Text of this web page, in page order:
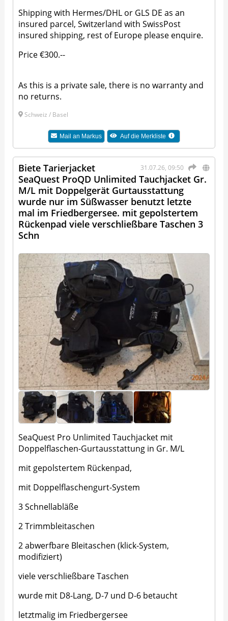
Shipping with Hermes/DHL or GLS DE as an
insured parcel, Switzerland with SwissPost
insured shipping, rest of Europe please enquire.
Price €300.--
As this is a private sale, there is no warranty and
no returns.
Schweiz / Basel
Mail an Markus Auf die Merkliste
31.07.26, 09:50
Biete Tarierjacket
SeaQuest ProQD Unlimited Tauchjacket Gr.
M/L mit Doppelgerät Gurtausstattung
wurde nur im Süßwasser benutzt letzte
mal im Friedbergersee. mit gepolstertem
Rückenpad viele verschließbare Taschen 3
Schn
SeaQuest Pro Unlimited Tauchjacket mit
Doppelflaschen-Gurtausstattung in Gr. M/L
mit gepolstertem Rückenpad,
mit Doppelflaschengurt-System
3 Schnellabläße
2 Trimmbleitaschen
2 abwerfbare Bleitaschen (klick-System,
modifiziert)
viele verschließbare Taschen
wurde mit D8-Lang, D-7 und D-6 betaucht
letztmalig im Friedbergersee